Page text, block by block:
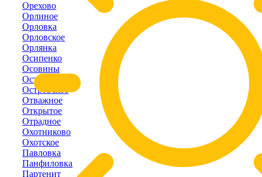
Орехово
Орлиное
Орловка
Орловское
Орлянка
Осипенко
Осовины
Останино
Островское
Отважное
Открытое
Отрадное
Охотниково
Охотское
Павловка
Панфиловка
Партенит